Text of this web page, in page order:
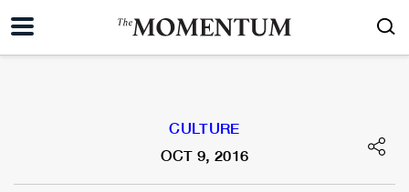
CULTURE
OCT 9, 2016